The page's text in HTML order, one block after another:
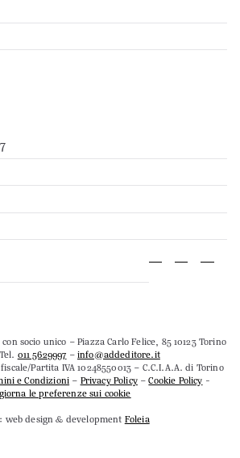
socio unico – Piazza Carlo Felice, 85 10123 Torino
011 5629997 –info@addeditore.it
Partita IVA 10248550013 – C.C.I.A.A. di Torino
e Condizioni – Privacy Policy–Cookie Policy -
le preferenze sui cookie
web design & development Foleia